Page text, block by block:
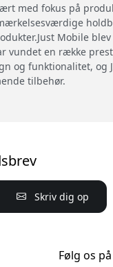
med fokus på
Mobile
en række
og funktionalitet,
tilbehør.
Skriv dig op
Følg os på